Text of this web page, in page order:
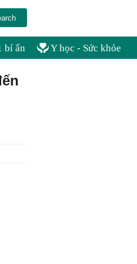
bí ẩn Y học - Sức khỏe